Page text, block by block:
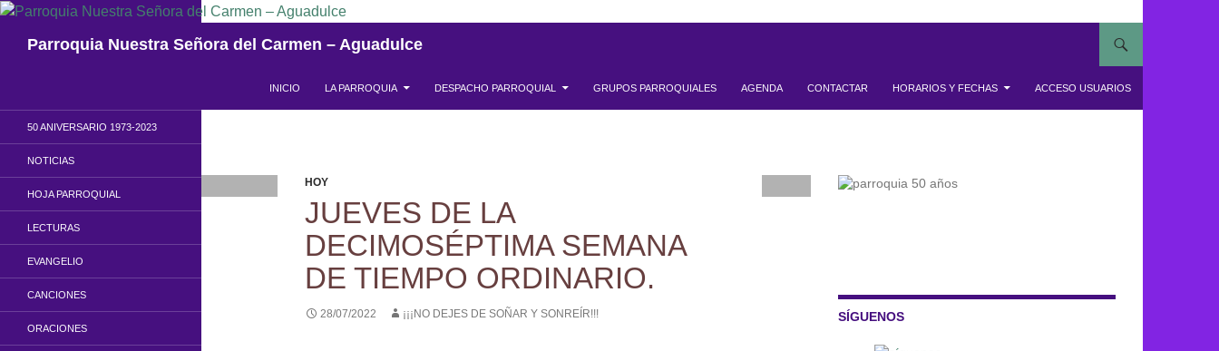
Saltar
contenido
Parroquia Nuestra Señora del Carmen – Aguadulce
INICIO LA PARROQUIA DESPACHO PARROQUIAL GRUPOS PARROQUIALES AGENDA CONTACTAR HORARIOS Y FECHAS ACCESO USUARIOS
HOY
JUEVES DE LA
DECIMOSÉPTIMA SEMANA
DE TIEMPO ORDINARIO.
28/07/2022 ¡¡¡NO DEJES DE SOÑAR Y SONREÍR!!! SÍGUENOS
50 ANIVERSARIO 1973-2023
NOTICIAS
HOJA PARROQUIAL
LECTURAS
EVANGELIO
CANCIONES
ORACIONES